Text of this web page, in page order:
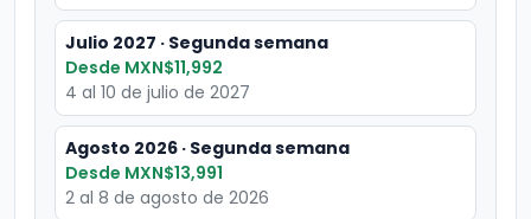
Julio 2027 · Segunda semana
Desde MXN$11,992
4 al 10 de julio de 2027
Agosto 2026 · Segunda semana
Desde MXN$13,991
2 al 8 de agosto de 2026